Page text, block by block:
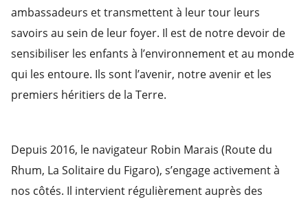
ambassadeurs et transmettent à leur tour leurs
savoirs au sein de leur foyer. Il est de notre devoir de
sensibiliser les enfants à l’environnement et au monde
qui les entoure. Ils sont l’avenir, notre avenir et les
premiers héritiers de la Terre.
Depuis 2016, le navigateur Robin Marais (Route du
Rhum, La Solitaire du Figaro), s’engage activement à
nos côtés. Il intervient régulièrement auprès des